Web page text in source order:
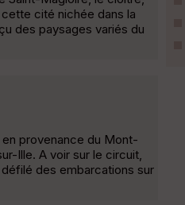
cité nichée dans la
des paysages variés du
provenance du Mont-
Ille. A voir sur le circuit,
des embarcations sur